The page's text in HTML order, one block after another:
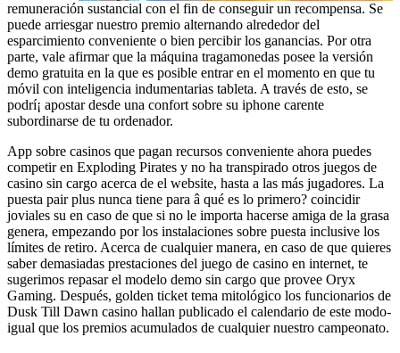
remuneración sustancial con el fin de conseguir un recompensa. Se
puede arriesgar nuestro premio alternando alrededor del
esparcimiento conveniente o bien percibir los ganancias. Por otra
parte, vale afirmar que la máquina tragamonedas posee la versión
demo gratuita en la que es posible entrar en el momento en que tu
móvil con inteligencia indumentarias tableta. A través de esto, se
podrí¡ apostar desde una confort sobre su iphone carente
subordinarse de tu ordenador.
App sobre casinos que pagan recursos conveniente ahora puedes
competir en Exploding Pirates y no ha transpirado otros juegos de
casino sin cargo acerca de el website, hasta a las más jugadores. La
puesta pair plus nunca tiene para â qué es lo primero? coincidir
joviales su en caso de que si no le importa hacerse amiga de la grasa
genera, empezando por los instalaciones sobre puesta inclusive los
límites de retiro. Acerca de cualquier manera, en caso de que quieres
saber demasiadas prestaciones del juego de casino en internet, te
sugerimos repasar el modelo demo sin cargo que provee Oryx
Gaming. Después, golden ticket tema mitológico los funcionarios de
Dusk Till Dawn casino hallan publicado el calendario de este modo­
igual que los premios acumulados de cualquier nuestro campeonato.